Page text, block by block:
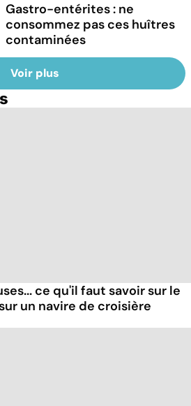
Gastro-entérites : ne
consommez pas ces huîtres
contaminées
Voir plus
ce qu'il faut savoir sur le
un navire de croisière